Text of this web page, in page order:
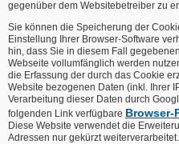
gegenüber dem Websitebetreiber zu
Sie können die Speicherung der
Einstellung Ihrer Browser-Software
hin, dass Sie in diesem Fall
Webseite vollumfänglich werden
die Erfassung der durch das Cookie
Website bezogenen Daten (inkl. Ihrer
Verarbeitung dieser Daten durch
folgenden Link verfügbare Browser-
Diese Website verwendet die
Adressen nur gekürzt weiterverarbeitet.